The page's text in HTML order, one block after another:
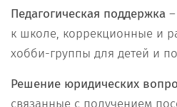
Педагогическая поддержка
к школе, коррекционные и
хобби-группы для детей и
Решение юридических
связанные с получением